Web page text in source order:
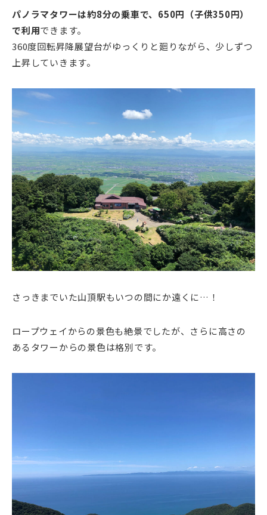
パノラマタワーは約8分の乗車で、650円（子供350円）
で利用できます。
360度回転昇降展望台がゆっくりと廻りながら、少しずつ
上昇していきます。
さっきまでいた山頂駅もいつの間にか遠くに…！
ロープウェイからの景色も絶景でしたが、さらに高さの
あるタワーからの景色は格別です。